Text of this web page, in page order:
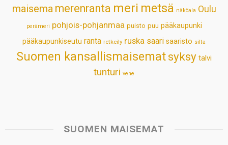
maisema merenranta meri metsä näköala Oulu
perämeri pohjois-pohjanmaa puisto puu pääkaupunki
pääkaupunkiseutu ranta retkeily ruska saari saaristo silta
Suomen kansallismaisematsyksy talvi
tunturi vene
SUOMEN MAISEMAT